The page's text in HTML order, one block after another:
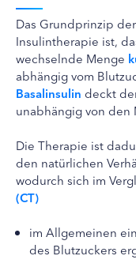
Das Grundprinzip
Insulintherapie ist,
wechselnde Menge
abhängig vom
Basalinsulin deckt
unabhängig von den
Die Therapie ist
den natürlichen
wodurch sich im
(CT)
im Allgemeinen
des Blutzuckers